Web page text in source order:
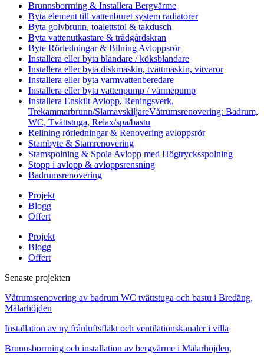
Brunnsborrning & Installera Bergvärme
Byta element till vattenburet system radiatorer
Byta golvbrunn, toalettstol & takdusch
Byta vattenutkastare & trädgårdskran
Byte Rörledningar & Bilning Avloppsrör
Installera eller byta blandare / köksblandare
Installera eller byta diskmaskin, tvättmaskin, vitvaror
Installera eller byta varmvattenberedare
Installera eller byta vattenpump / värmepump
Installera Enskilt Avlopp, Reningsverk,
Trekammarbrunn/SlamavskiljareVåtrumsrenovering: Badrum,
WC, Tvättstuga, Relax/spa/bastu
Relining rörledningar & Renovering avloppsrör
Stambyte & Stamrenovering
Stamspolning & Spola Avlopp med Högtrycksspolning
Stopp i avlopp & avloppsrensning
Badrumsrenovering
Projekt
Blogg
Offert
Projekt
Blogg
Offert
Senaste projekten
Våtrumsrenovering av badrum WC tvättstuga och bastu i Bredäng,
Mälarhöjden
Installation av ny frånluftsfläkt och ventilationskanaler i villa
Brunnsborrning och installation av bergvärme i Mälarhöjden,